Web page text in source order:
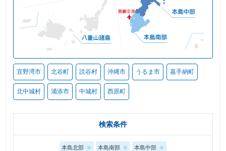
宜野湾市 北谷町 読谷村 沖縄市 うるま市 嘉手納町
北中城村 浦添市 中城村 西原町
検索条件
本島北部 本島南部 本島中部